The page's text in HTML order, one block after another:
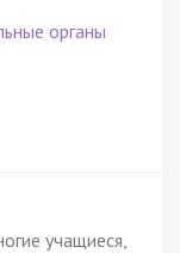
органы
учащиеся,